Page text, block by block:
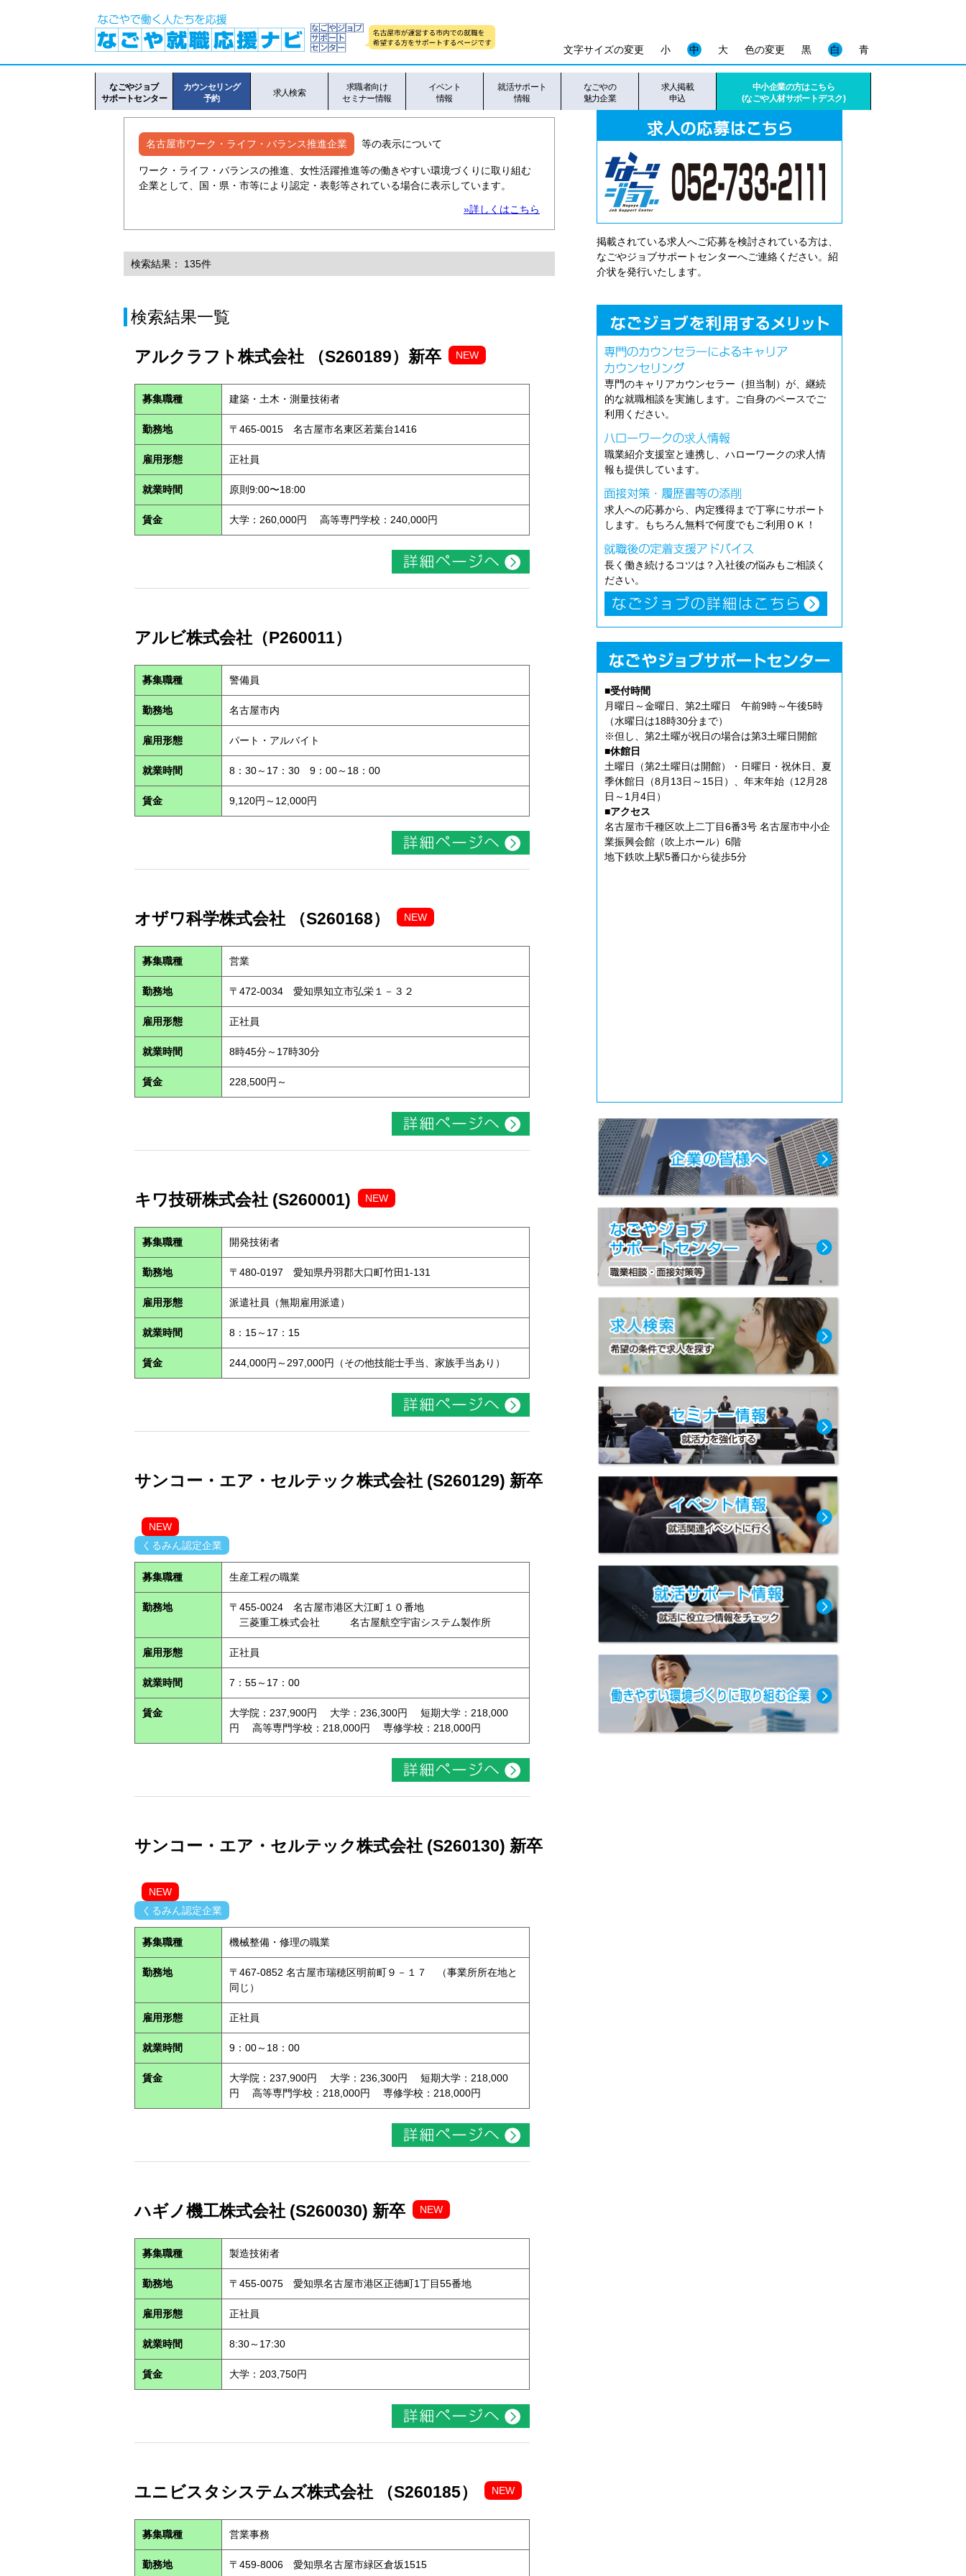
色の変更 黒 白 青
文字サイズの変更 小 中 大
なごやジョブ
サポートセンター
カウンセリング
予約
求人検索
求職者向け
セミナー情報
イベント
情報
就活サポート
情報
なごやの
魅力企業
求人掲載
申込
中小企業の方はこちら
(なごや人材サポートデスク)
名古屋市ワーク・ライフ・バランス推進企業 等の表示について
ワーク・ライフ・バランスの推進、女性活躍推進等の働きやすい環境づくりに取り組む
企業として、国・県・市等により認定・表彰等されている場合に表示しています。
»詳しくはこちら
検索結果： 135件
検索結果一覧
アルクラフト株式会社 （S260189）新卒 NEW
募集職種 建築・土木・測量技術者
勤務地 〒465-0015 名古屋市名東区若葉台1416
雇用形態 正社員
就業時間 原則9:00〜18:00
賃金 大学：260,000円 高等専門学校：240,000円
アルビ株式会社（P260011）
募集職種 警備員
勤務地 名古屋市内
雇用形態 パート・アルバイト
就業時間 8：30～17：30 9：00～18：00
賃金 9,120円～12,000円
オザワ科学株式会社 （S260168） NEW
募集職種 営業
勤務地 〒472-0034 愛知県知立市弘栄１－３２
雇用形態 正社員
就業時間 8時45分～17時30分
賃金 228,500円～
キワ技研株式会社 (S260001) NEW
募集職種 開発技術者
勤務地 〒480-0197 愛知県丹羽郡大口町竹田1-131
雇用形態 派遣社員（無期雇用派遣）
就業時間 8：15～17：15
賃金 244,000円～297,000円（その他技能士手当、家族手当あり）
サンコー・エア・セルテック株式会社 (S260129) 新卒
NEW
くるみん認定企業
募集職種 生産工程の職業
勤務地
〒455-0024 名古屋市港区大江町１０番地
三菱重工株式会社 名古屋航空宇宙システム製作所
雇用形態 正社員
就業時間 7：55～17：00
賃金
大学院：237,900円 大学：236,300円 短期大学：218,000
円 高等専門学校：218,000円 専修学校：218,000円
サンコー・エア・セルテック株式会社 (S260130) 新卒
NEW
くるみん認定企業
募集職種 機械整備・修理の職業
勤務地
〒467-0852 名古屋市瑞穂区明前町９－１７ （事業所所在地と
同じ）
雇用形態 正社員
就業時間 9：00～18：00
賃金
大学院：237,900円 大学：236,300円 短期大学：218,000
円 高等専門学校：218,000円 専修学校：218,000円
ハギノ機工株式会社 (S260030) 新卒 NEW
募集職種 製造技術者
勤務地 〒455-0075 愛知県名古屋市港区正徳町1丁目55番地
雇用形態 正社員
就業時間 8:30～17:30
賃金 大学：203,750円
ユニビスタシステムズ株式会社 （S260185） NEW
募集職種 営業事務
勤務地 〒459-8006 愛知県名古屋市緑区倉坂1515
掲載されている求人へご応募を検討されている方は、
なごやジョブサポートセンターへご連絡ください。紹
介状を発行いたします。
専門のキャリアカウンセラー（担当制）が、継続
的な就職相談を実施します。ご自身のペースでご
利用ください。
職業紹介支援室と連携し、ハローワークの求人情
報も提供しています。
求人への応募から、内定獲得まで丁寧にサポート
します。もちろん無料で何度でもご利用ＯＫ！
長く働き続けるコツは？入社後の悩みもご相談く
ださい。
■受付時間
月曜日～金曜日、第2土曜日 午前9時～午後5時
（水曜日は18時30分まで）
※但し、第2土曜が祝日の場合は第3土曜日開館
■休館日
土曜日（第2土曜日は開館）・日曜日・祝休日、夏
季休館日（8月13日～15日）、年末年始（12月28
日～1月4日）
■アクセス
名古屋市千種区吹上二丁目6番3号 名古屋市中小企
業振興会館（吹上ホール）6階
地下鉄吹上駅5番口から徒歩5分